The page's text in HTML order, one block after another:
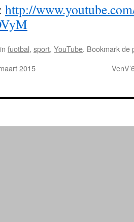
http://
fuotbal, sport, YouTube. Bookmark de
2015